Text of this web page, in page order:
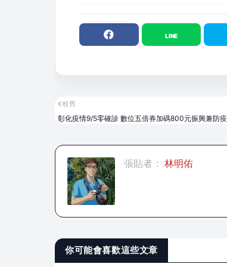
較舊
彰化疫情9/5零確診 數位五倍券加碼800元振興兼防疫
張貼者： 林明佑
你可能會喜歡這些文章